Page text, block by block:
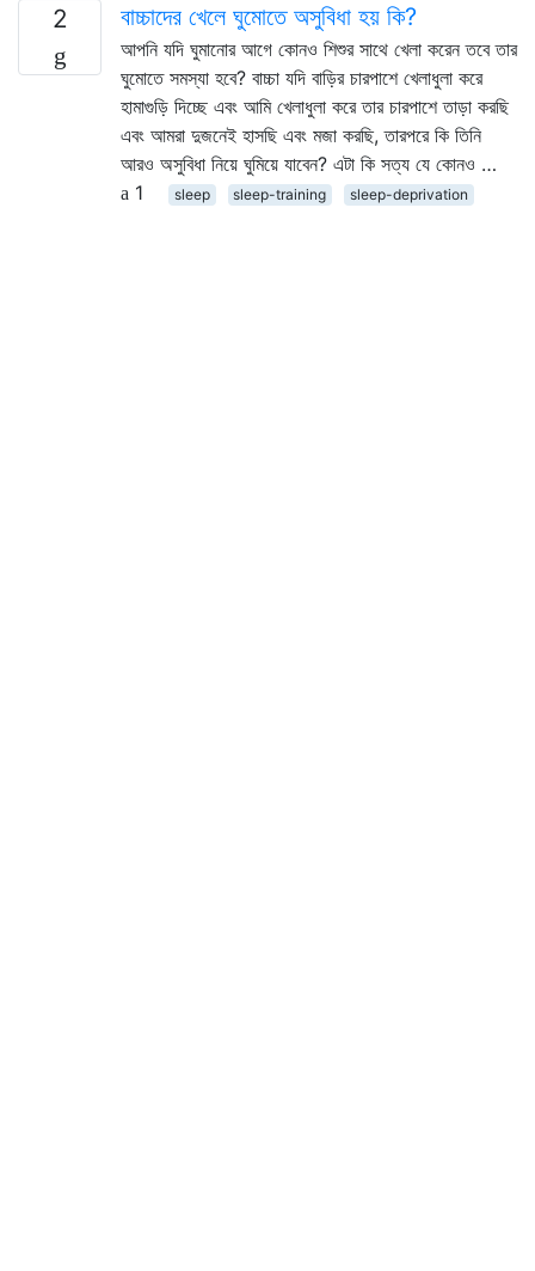
2 বাচ্চাদের খেলে ঘুমোতে অসুবিধা হয় কি?
আপনি যদি ঘুমানোর আগে কোনও শিশুর সাথে খেলা করেন তবে তার
ঘুমোতে সমস্যা হবে? বাচ্চা যদি বাড়ির চারপাশে খেলাধুলা করে
হামাগুড়ি দিচ্ছে এবং আমি খেলাধুলা করে তার চারপাশে তাড়া করছি
এবং আমরা দুজনেই হাসছি এবং মজা করছি, তারপরে কি তিনি
আরও অসুবিধা নিয়ে ঘুমিয়ে যাবেন? এটা কি সত্য যে কোনও …
1
sleep sleep-training sleep-deprivation